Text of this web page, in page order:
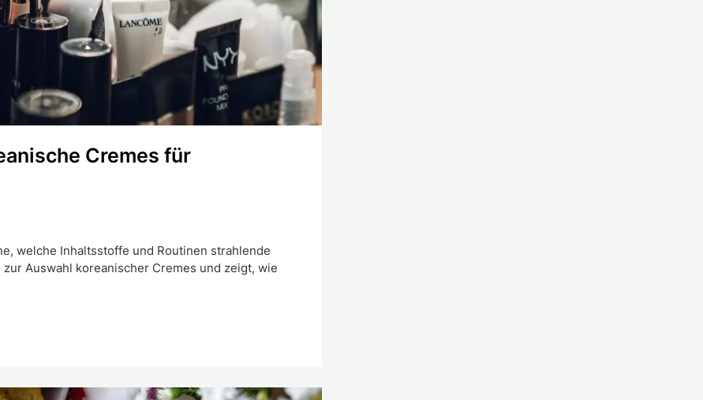
Cremes für
welche Inhaltsstoffe und Routinen strahlende
Auswahl koreanischer Cremes und zeigt, wie